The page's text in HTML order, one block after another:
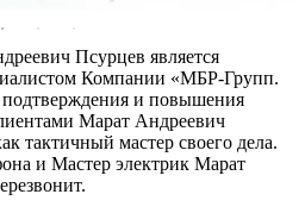
Псурцев является
Компании «МБР-Групп.
и повышения
Марат Андреевич
тактичный мастер своего дела.
и Мастер электрик Марат